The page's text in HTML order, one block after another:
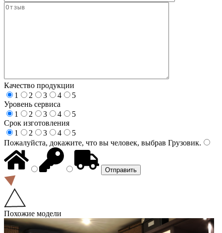
Качество продукции
1
2 3 4
5
Уровень сервиса
1
2 3 4
5
Срок изготовления
1
2 3 4
5
Пожалуйста, докажите, что вы человек, выбрав Грузовик.
Похожие модели